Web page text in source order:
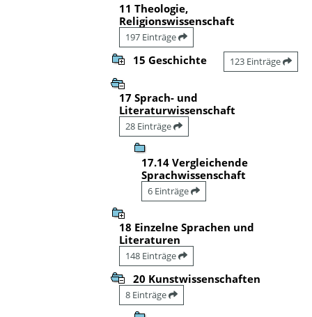
11 Theologie,
Religionswissenschaft
197 Einträge
15 Geschichte 123 Einträge
17 Sprach- und
Literaturwissenschaft
28 Einträge
17.14 Vergleichende
Sprachwissenschaft
6 Einträge
18 Einzelne Sprachen und
Literaturen
148 Einträge
20 Kunstwissenschaften
8 Einträge